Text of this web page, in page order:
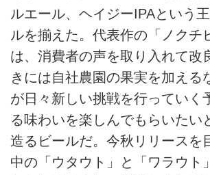
ルエール、ヘイジーIPAという
ルを揃えた。代表作の「ノクチ
は、消費者の声を取り入れて改
きには自社農園の果実を加える
が日々新しい挑戦を行っていく
る味わいを楽しんでもらいたい
造るビールだ。今秋リリースを
中の「ウタウト」と「ワラウト